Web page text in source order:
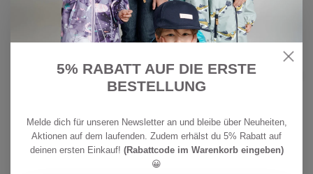
Ergänzende Produkte
BONDI
Bondi Kleinkinder Hose turn up
CHF 39,90
Hast du Fragen zu diesem Produkt?
Oder brauchst du Hilfe bei deiner Bestellung? Kontaktiere unseren
5% RABATT AUF DIE ERSTE
BESTELLUNG
Melde dich für unseren Newsletter an und bleibe über Neuheiten,
Aktionen auf dem laufenden. Zudem erhälst du 5% Rabatt auf
deinen ersten Einkauf! (Rabattcode im Warenkorb eingeben)
😀